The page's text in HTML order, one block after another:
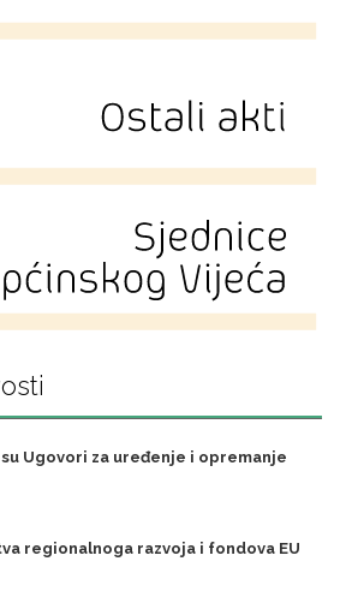
Ugovori za uređenje i opremanje
regionalnoga razvoja i fondova EU